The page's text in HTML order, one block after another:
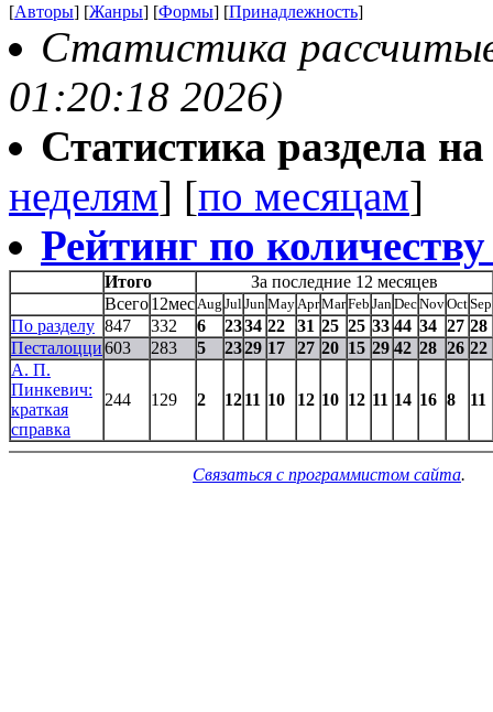
[Авторы] [Жанры] [Формы] [Принадлежность]
Статистика
01:20:18 2026)
Статистика раздела
неделям] [по месяцам]
Рейтинг по
Итого
За последние 12 месяцев
Всего12мес Aug Jul Jun May AprMarFeb Jan DecNovOctSep
По разделу 847 332 6 2334 22 31 25 25 33 44 34 27 28
Песталоцци603 283 5 2329 17 27 20 15 29 42 28 26 22
А. П.
Пинкевич:
краткая
справка
244 129 2 1211 10 12 10 12 11 14 16 8 11
Связаться с программистом сайта.